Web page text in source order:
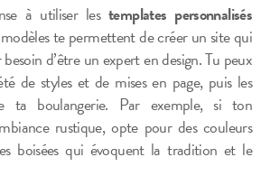
à utiliser lestemplates personnalisés
te permettent de créer un site qui
d’être un expert en design. Tu peux
de styles et de mises en page, puis les
ta boulangerie. Par exemple, si ton
rustique, opte pour des couleurs
boisées qui évoquent la tradition et le